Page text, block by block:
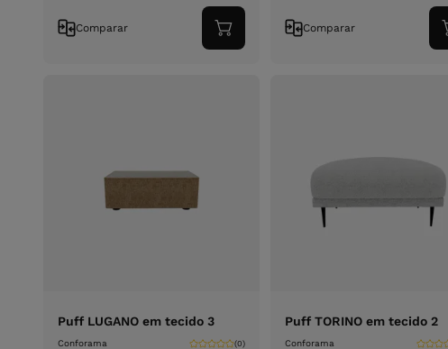
Comparar
Adicionar
ao
Comparar
Puff LUGANO em tecido 3
Conforama (0)
Puff TORINO em tecido 2
Conforama